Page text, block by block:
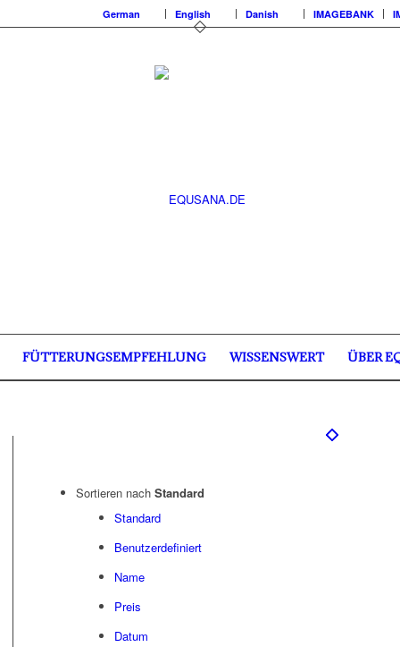
German English Danish IMAGEBANK
FÜTTERUNGSEMPFEHLUNG WISSENSWERT ÜBER
Sortieren nach Standard
Standard
Benutzerdefiniert
Name
Preis
Datum